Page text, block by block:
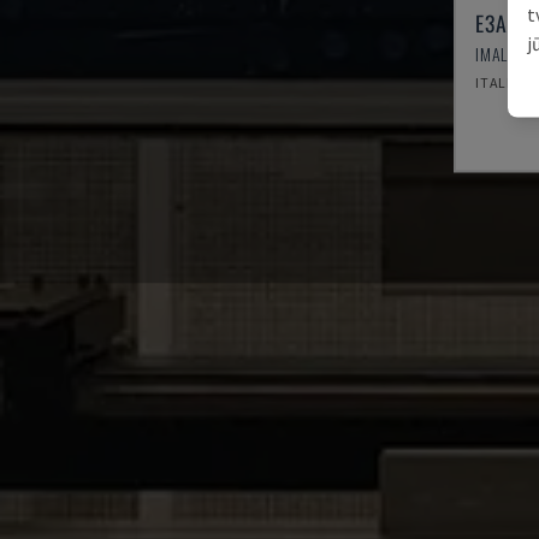
E3A
IMAL -
ITALIJA